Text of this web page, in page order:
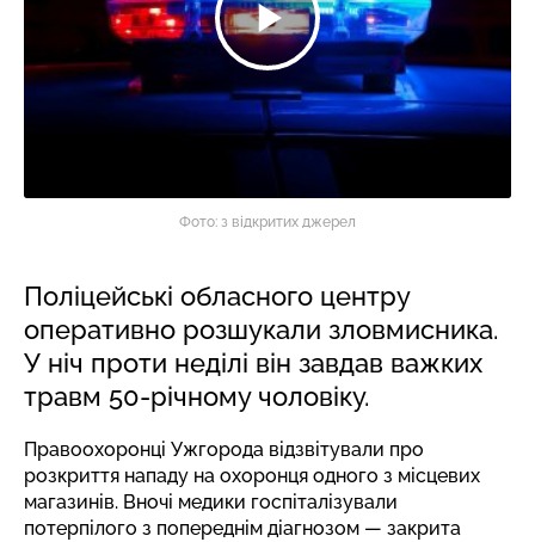
Фото: з відкритих джерел
Поліцейські обласного центру
оперативно розшукали зловмисника.
У ніч проти неділі він завдав важких
травм 50-річному чоловіку.
Правоохоронці Ужгорода відзвітували про
розкриття нападу на охоронця одного з місцевих
магазинів. Вночі медики госпіталізували
потерпілого з попереднім діагнозом — закрита